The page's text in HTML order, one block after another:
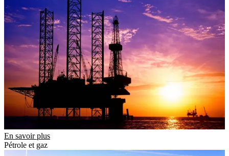
En savoir plus
Pétrole et gaz